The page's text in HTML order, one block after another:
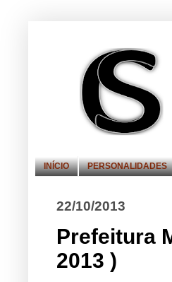
INÍCIO PERSONALIDADES
22/10/2013
Prefeitura
2013 )